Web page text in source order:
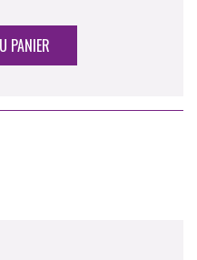
PANIER